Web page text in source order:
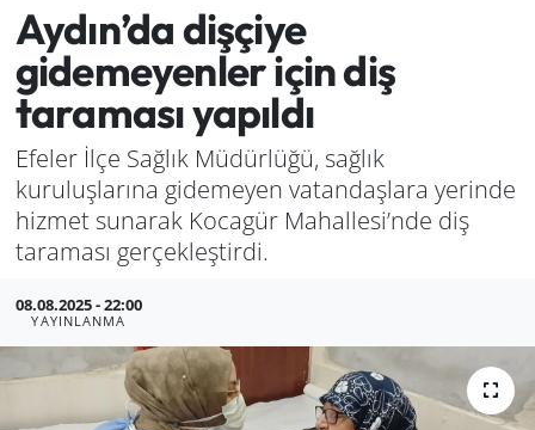
Aydın’da dişçiye
gidemeyenler için diş
taraması yapıldı
Efeler İlçe Sağlık Müdürlüğü, sağlık
kuruluşlarına gidemeyen vatandaşlara yerinde
hizmet sunarak Kocagür Mahallesi’nde diş
taraması gerçekleştirdi.
08.08.2025 - 22:00
YAYINLANMA
Genel
Haber
Izmir
Kütahya
Manisa
Muğla
Politika
Son Dakika Haberleri
Haber Arşivi